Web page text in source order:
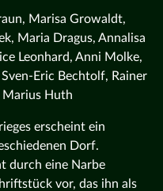
Marisa Growaldt,
Maria Dragus, Annalisa
Leonhard, Anni Molke,
Eric Bechtolf, Rainer
Marius Huth
erscheint ein
Dorf.
durch eine Narbe
vor, das ihn als